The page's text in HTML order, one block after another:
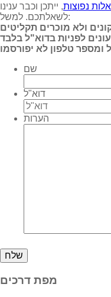
נפוצות, ייתכן וכבר ענינו
לשאלתכם. למשל:
שם
דוא"ל
הערות
מפת דרכים